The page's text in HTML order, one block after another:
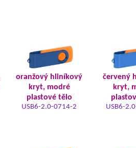
oranžový hliníkový
kryt, modré
plastové tělo
USB6-2.0-0714-2
červený
kryt,
USB6-